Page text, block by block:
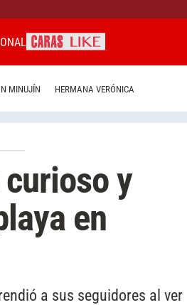
MINUJÍN HERMANA VERÓNICA
y
en
a sus seguidores al ver